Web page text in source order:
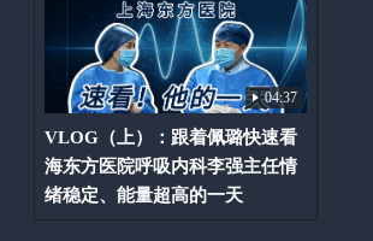
04:37
VLOG（上）：跟着佩璐快速看
海东方医院呼吸内科李强主任情
绪稳定、能量超高的一天